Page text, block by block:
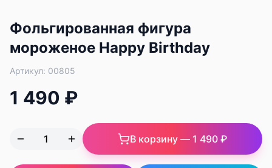
Фольгированная фигура
мороженое Happy Birthday
Артикул: 00805
1 490 ₽
В корзину — 1 490 ₽